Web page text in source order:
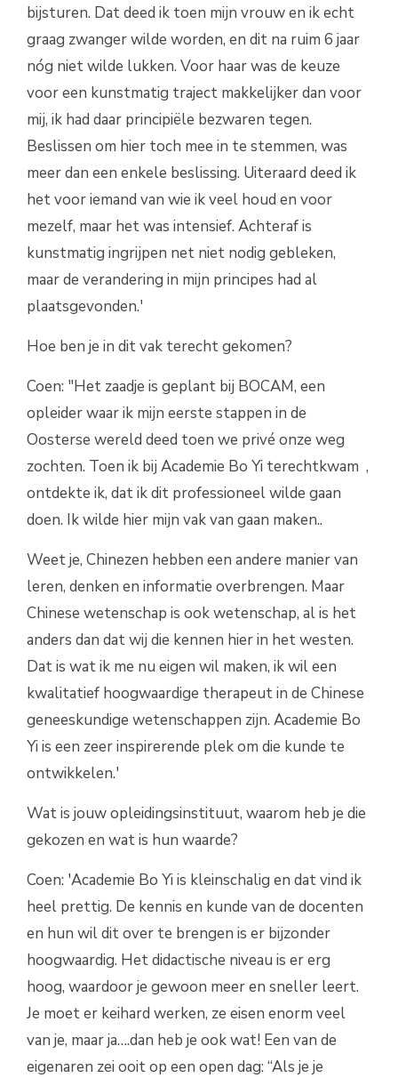
bijsturen. Dat deed ik toen mijn vrouw en ik echt
graag zwanger wilde worden, en dit na ruim 6 jaar
nóg niet wilde lukken. Voor haar was de keuze
voor een kunstmatig traject makkelijker dan voor
mij, ik had daar principiële bezwaren tegen.
Beslissen om hier toch mee in te stemmen, was
meer dan een enkele beslissing. Uiteraard deed ik
het voor iemand van wie ik veel houd en voor
mezelf, maar het was intensief. Achteraf is
kunstmatig ingrijpen net niet nodig gebleken,
maar de verandering in mijn principes had al
plaatsgevonden.'
Hoe ben je in dit vak terecht gekomen?
Coen: "Het zaadje is geplant bij BOCAM, een
opleider waar ik mijn eerste stappen in de
Oosterse wereld deed toen we privé onze weg
zochten. Toen ik bij Academie Bo Yi terechtkwam ,
ontdekte ik, dat ik dit professioneel wilde gaan
doen. Ik wilde hier mijn vak van gaan maken..
Weet je, Chinezen hebben een andere manier van
leren, denken en informatie overbrengen. Maar
Chinese wetenschap is ook wetenschap, al is het
anders dan dat wij die kennen hier in het westen.
Dat is wat ik me nu eigen wil maken, ik wil een
kwalitatief hoogwaardige therapeut in de Chinese
geneeskundige wetenschappen zijn. Academie Bo
Yi is een zeer inspirerende plek om die kunde te
ontwikkelen.'
Wat is jouw opleidingsinstituut, waarom heb je die
gekozen en wat is hun waarde?
Coen: 'Academie Bo Yi is kleinschalig en dat vind ik
heel prettig. De kennis en kunde van de docenten
en hun wil dit over te brengen is er bijzonder
hoogwaardig. Het didactische niveau is er erg
hoog, waardoor je gewoon meer en sneller leert.
Je moet er keihard werken, ze eisen enorm veel
van je, maar ja….dan heb je ook wat! Een van de
eigenaren zei ooit op een open dag: “Als je je